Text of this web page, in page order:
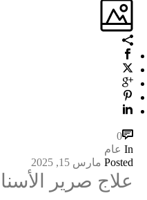
0
In عام
Posted مارس 15, 2025
علاج صرير